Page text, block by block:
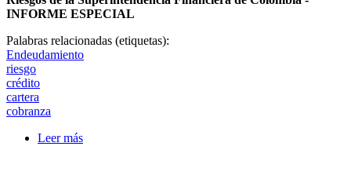
INFORME ESPECIAL
Palabras relacionadas (etiquetas):
Endeudamiento
riesgo
crédito
cartera
cobranza
Leer más